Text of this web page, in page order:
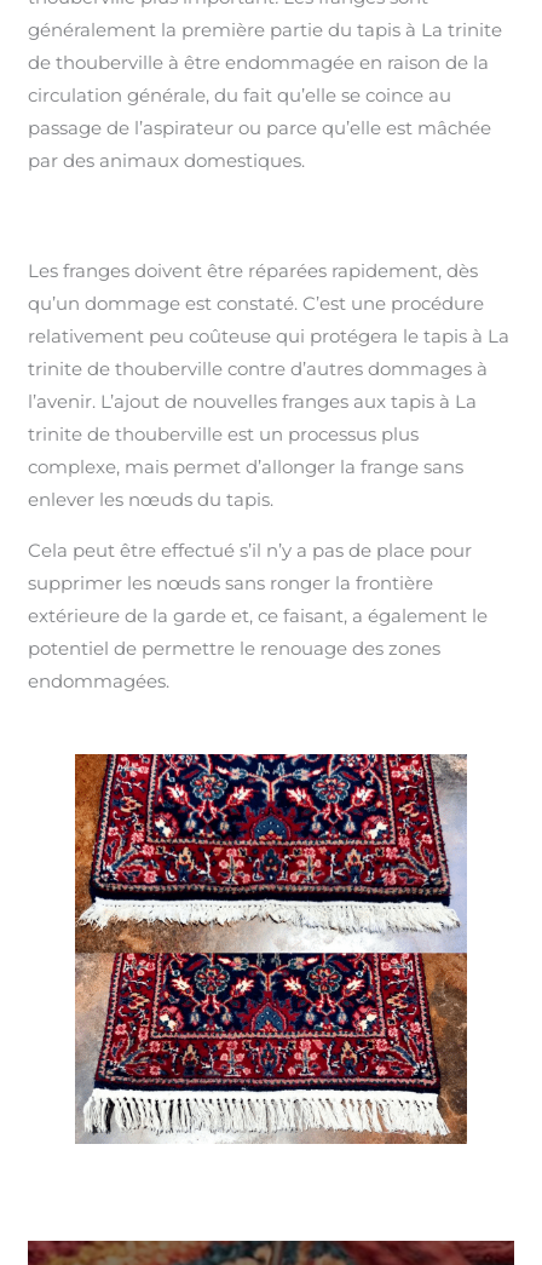
généralement la première partie du tapis à La trinite
de thouberville à être endommagée en raison de la
circulation générale, du fait qu’elle se coince au
passage de l’aspirateur ou parce qu’elle est mâchée
par des animaux domestiques.
Les franges doivent être réparées rapidement, dès
qu’un dommage est constaté. C’est une procédure
relativement peu coûteuse qui protégera le tapis à La
trinite de thouberville contre d’autres dommages à
l’avenir. L’ajout de nouvelles franges aux tapis à La
trinite de thouberville est un processus plus
complexe, mais permet d’allonger la frange sans
enlever les nœuds du tapis.
Cela peut être effectué s’il n’y a pas de place pour
supprimer les nœuds sans ronger la frontière
extérieure de la garde et, ce faisant, a également le
potentiel de permettre le renouage des zones
endommagées.